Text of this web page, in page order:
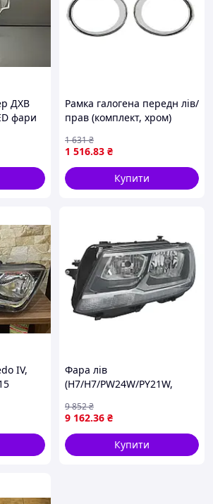
ДХВ
фари
Рамка галогена передн лів/
прав (комплект, хром)
10.18 BLIC 6502-07-
6090915P
1 516.83 ₴
1 631₴
Купити
IV,
Фара лів
(H7/H7/PW24W/PY21W,
TIGUAN II, позашляховик
01.16-12.19 DEPO 441-
11AWLMLDEM2
9 162.36 ₴
9 852₴
Купити